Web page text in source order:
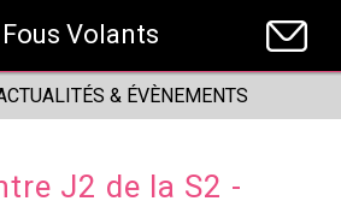
Volants
& ÉVÈNEMENTS
J2 de la S2 -